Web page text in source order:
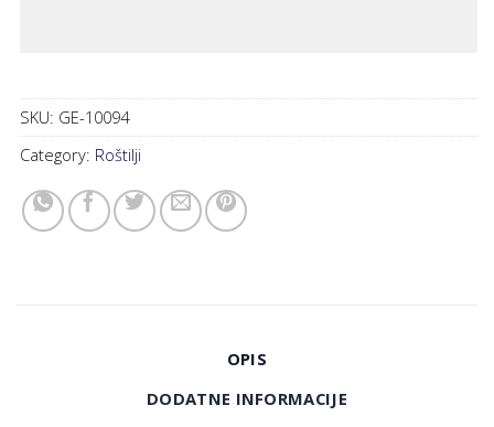
SKU: GE-10094
Category: Roštilji
OPIS
DODATNE INFORMACIJE